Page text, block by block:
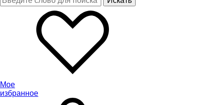
Мое
избранное